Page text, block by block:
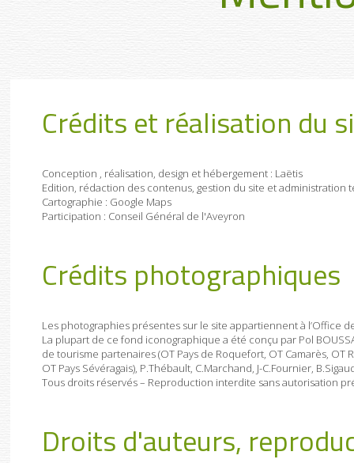
Crédits et réalisation du
Conception , réalisation, design et hébergement : Laëtis
Edition, rédaction des contenus, gestion du site et administration
Cartographie : Google Maps
Participation : Conseil Général de l'Aveyron
Crédits photographiques
Les photographies présentes sur le site appartiennent à l’Office
La plupart de ce fond iconographique a été conçu par Pol
de tourisme partenaires (OT Pays de Roquefort, OT Camarès,
OT Pays Sévéragais), P.Thébault, C.Marchand, J-C.Fournier,
Tous droits réservés – Reproduction interdite sans autorisation
Droits d'auteurs,